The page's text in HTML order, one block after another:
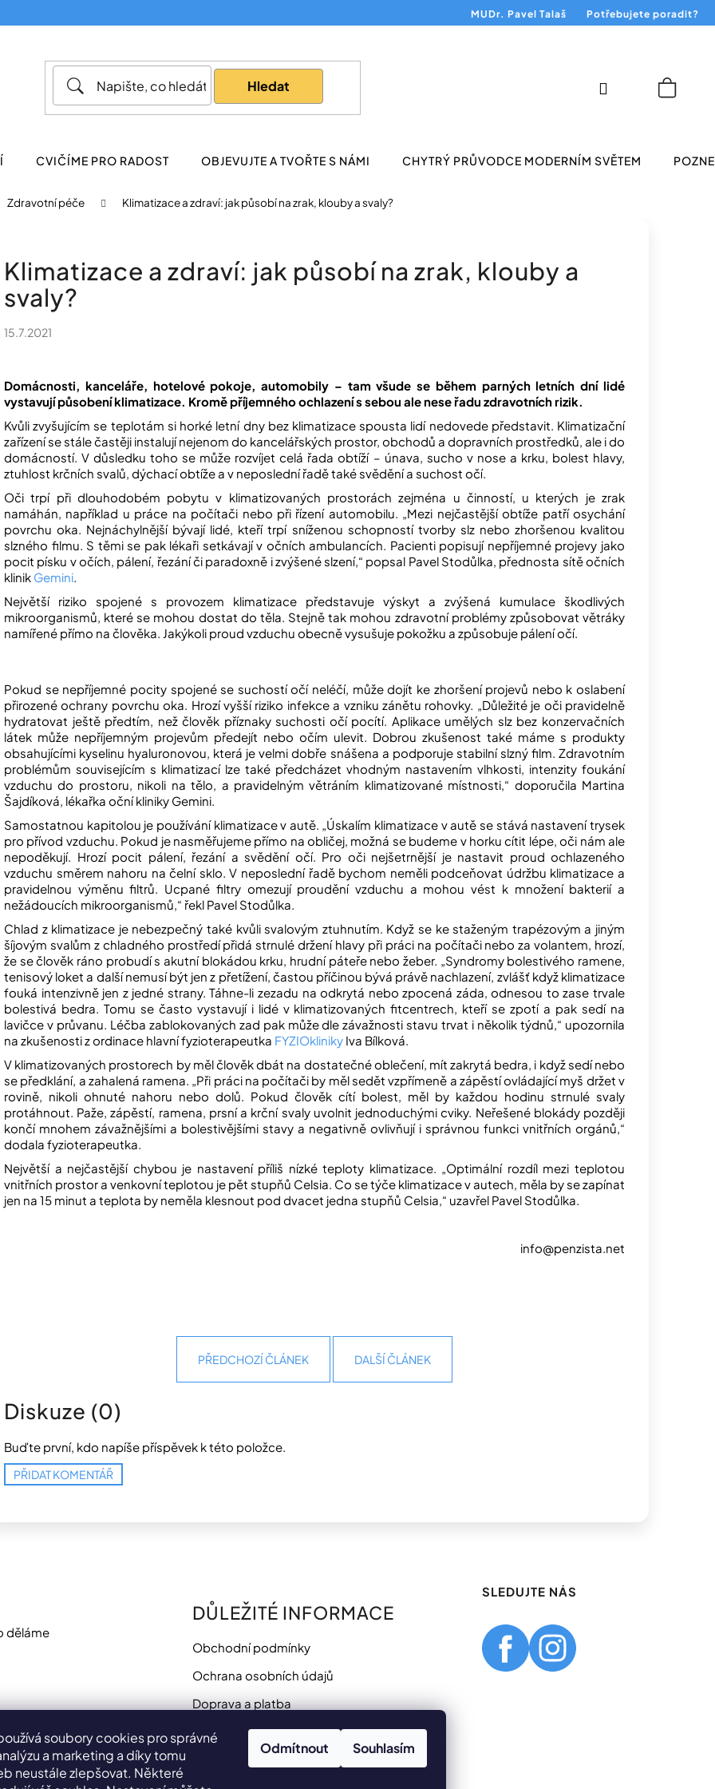
soubory cookies pro správné
a marketing a díky tomu
neustále zlepšovat. Některé
Odmítnout Souhlasím
MUDr. Pavel Talaš Potřebujete poradit?
Hledat
CVIČÍME PRO RADOST OBJEVUJTE A TVOŘTE S NÁMI CHYTRÝ PRŮVODCE MODERNÍM SVĚTEM
Přihlášení
Zdravotní péče Klimatizace a zdraví: jak působí na zrak, klouby a svaly?
Klimatizace a zdraví: jak působí na zrak, klouby a
svaly?
15.7.2021
Domácnosti, kanceláře, hotelové pokoje, automobily – tam všude se během parných letních dní lidé
vystavují působení klimatizace. Kromě příjemného ochlazení s sebou ale nese řadu zdravotních rizik.
Kvůli zvyšujícím se teplotám si horké letní dny bez klimatizace spousta lidí nedovede představit. Klimatizační
zařízení se stále častěji instalují nejenom do kancelářských prostor, obchodů a dopravních prostředků, ale i do
domácností. V důsledku toho se může rozvíjet celá řada obtíží – únava, sucho v nose a krku, bolest hlavy,
ztuhlost krčních svalů, dýchací obtíže a v neposlední řadě také svědění a suchost očí.
Oči trpí při dlouhodobém pobytu v klimatizovaných prostorách zejména u činností, u kterých je zrak
namáhán, například u práce na počítači nebo při řízení automobilu. „Mezi nejčastější obtíže patří osychání
povrchu oka. Nejnáchylnější bývají lidé, kteří trpí sníženou schopností tvorby slz nebo zhoršenou kvalitou
slzného filmu. S těmi se pak lékaři setkávají v očních ambulancích. Pacienti popisují nepříjemné projevy jako
pocit písku v očích, pálení, řezání či paradoxně i zvýšené slzení,“ popsal Pavel Stodůlka, přednosta sítě očních
klinik Gemini.
Největší riziko spojené s provozem klimatizace představuje výskyt a zvýšená kumulace škodlivých
mikroorganismů, které se mohou dostat do těla. Stejně tak mohou zdravotní problémy způsobovat větráky
namířené přímo na člověka. Jakýkoli proud vzduchu obecně vysušuje pokožku a způsobuje pálení očí.
Pokud se nepříjemné pocity spojené se suchostí očí neléčí, může dojít ke zhoršení projevů nebo k oslabení
přirozené ochrany povrchu oka. Hrozí vyšší riziko infekce a vzniku zánětu rohovky. „Důležité je oči pravidelně
hydratovat ještě předtím, než člověk příznaky suchosti očí pocítí. Aplikace umělých slz bez konzervačních
látek může nepříjemným projevům předejít nebo očím ulevit. Dobrou zkušenost také máme s produkty
obsahujícími kyselinu hyaluronovou, která je velmi dobře snášena a podporuje stabilní slzný film. Zdravotním
problémům souvisejícím s klimatizací lze také předcházet vhodným nastavením vlhkosti, intenzity foukání
vzduchu do prostoru, nikoli na tělo, a pravidelným větráním klimatizované místnosti,“ doporučila Martina
Šajdíková, lékařka oční kliniky Gemini.
Samostatnou kapitolou je používání klimatizace v autě. „Úskalím klimatizace v autě se stává nastavení trysek
pro přívod vzduchu. Pokud je nasměřujeme přímo na obličej, možná se budeme v horku cítit lépe, oči nám ale
nepoděkují. Hrozí pocit pálení, řezání a svědění očí. Pro oči nejšetrnější je nastavit proud ochlazeného
vzduchu směrem nahoru na čelní sklo. V neposlední řadě bychom neměli podceňovat údržbu klimatizace a
pravidelnou výměnu filtrů. Ucpané filtry omezují proudění vzduchu a mohou vést k množení bakterií a
nežádoucích mikroorganismů,“ řekl Pavel Stodůlka.
Chlad z klimatizace je nebezpečný také kvůli svalovým ztuhnutím. Když se ke staženým trapézovým a jiným
šíjovým svalům z chladného prostředí přidá strnulé držení hlavy při práci na počítači nebo za volantem, hrozí,
že se člověk ráno probudí s akutní blokádou krku, hrudní páteře nebo žeber. „Syndromy bolestivého ramene,
tenisový loket a další nemusí být jen z přetížení, častou příčinou bývá právě nachlazení, zvlášť když klimatizace
fouká intenzivně jen z jedné strany. Táhne-li zezadu na odkrytá nebo zpocená záda, odnesou to zase trvale
bolestivá bedra. Tomu se často vystavují i lidé v klimatizovaných fitcentrech, kteří se zpotí a pak sedí na
lavičce v průvanu. Léčba zablokovaných zad pak může dle závažnosti stavu trvat i několik týdnů,“ upozornila
na zkušenosti z ordinace hlavní fyzioterapeutka FYZIOkliniky Iva Bílková.
V klimatizovaných prostorech by měl člověk dbát na dostatečné oblečení, mít zakrytá bedra, i když sedí nebo
se předklání, a zahalená ramena. „Při práci na počítači by měl sedět vzpřímeně a zápěstí ovládající myš držet v
rovině, nikoli ohnuté nahoru nebo dolů. Pokud člověk cítí bolest, měl by každou hodinu strnulé svaly
protáhnout. Paže, zápěstí, ramena, prsní a krční svaly uvolnit jednoduchými cviky. Neřešené blokády později
končí mnohem závažnějšími a bolestivějšími stavy a negativně ovlivňují i správnou funkci vnitřních orgánů,“
dodala fyzioterapeutka.
Největší a nejčastější chybou je nastavení příliš nízké teploty klimatizace. „Optimální rozdíl mezi teplotou
vnitřních prostor a venkovní teplotou je pět stupňů Celsia. Co se týče klimatizace v autech, měla by se zapínat
jen na 15 minut a teplota by neměla klesnout pod dvacet jedna stupňů Celsia,“ uzavřel Pavel Stodůlka.
info@penzista.net
PŘEDCHOZÍ ČLÁNEK DALŠÍ ČLÁNEK
Diskuze (0)
Buďte první, kdo napíše příspěvek k této položce.
PŘIDAT KOMENTÁŘ
Co potřebujete najít?
děláme
DŮLEŽITÉ INFORMACE
Obchodní podmínky
Ochrana osobních údajů
Doprava a platba
Potřebujete poradit?
SLEDUJTE NÁS